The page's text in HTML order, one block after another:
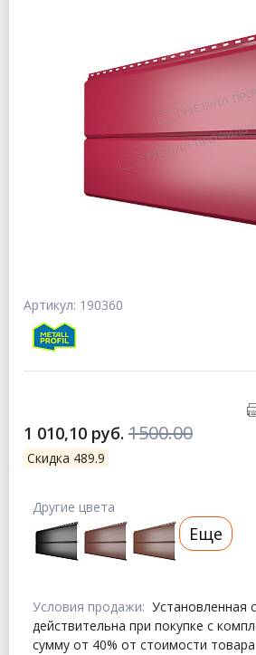
Артикул: 190360
1 010,10 руб. 1500.00
Скидка 489.9
Условия продажи: Установленная
действительна при покупке с
сумму от 40% от стоимости товара
Другие цвета
Еще